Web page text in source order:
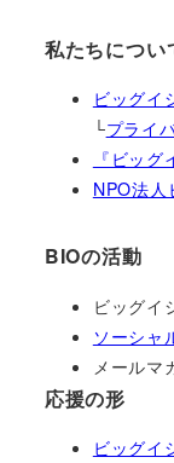
私たちについ
ビッグイ
└プライ
『ビッグ
NPO法人
BIOの活動
ビッグイ
ソーシャ
メールマ
応援の形
ビッグイ